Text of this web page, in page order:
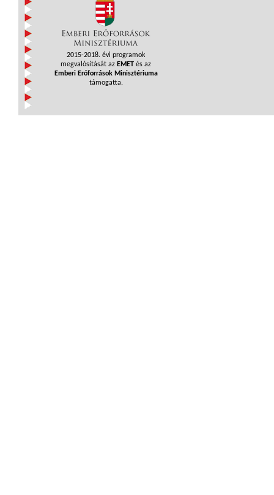
2015-2018. évi programok
megvalósítását az EMET és az
Emberi Erőforrások Minisztériuma
támogatta.